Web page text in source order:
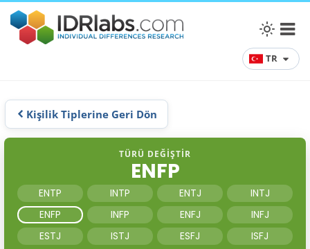
TR
Kişilik Tiplerine Geri Dön
TÜRÜ DEĞIŞTIR
ENFP
ENTP INTP ENTJ
INTJ
ENFP
INFP ENFJ
INFJ
ESTJ
ISTJ ESFJ
ISFJ